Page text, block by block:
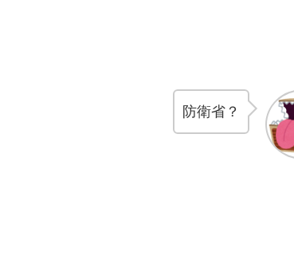
防衛省？